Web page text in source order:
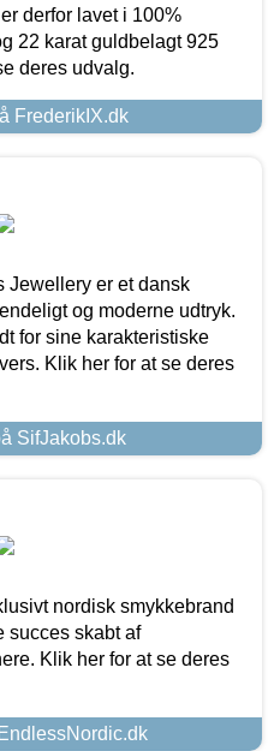
derfor lavet i 100%
22 karat guldbelagt 925
deres udvalg.
FrederikIX.dk
Jewellery er et dansk
og moderne udtryk.
for sine karakteristiske
Klik her for at se deres
SifJakobs.dk
nordisk smykkebrand
succes skabt af
Klik her for at se deres